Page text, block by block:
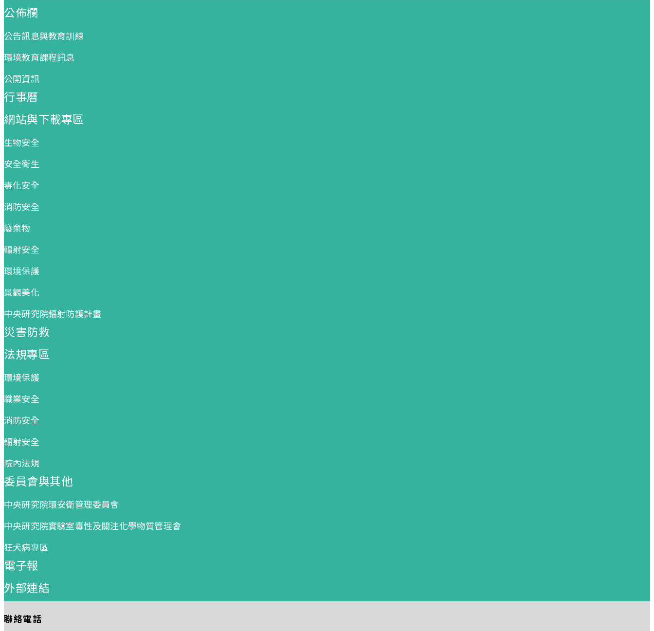
公佈欄
公告訊息與教育訓練
環境教育課程訊息
公開資訊
行事曆
網站與下載專區
生物安全
安全衛生
毒化安全
消防安全
廢棄物
輻射安全
環境保護
景觀美化
中央研究院輻射防護計畫
災害防救
法規專區
環境保護
職業安全
消防安全
輻射安全
院內法規
委員會與其他
中央研究院環安衛管理委員會
中央研究院實驗室毒性及關注化學物質管理會
狂犬病專區
電子報
外部連結
聯絡電話